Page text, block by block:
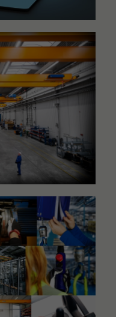
Nödvändiga
Dessa
cookies går
inte att välja
bort. De
behövs för
att hemsidan
över huvud
taget ska
fungera.
Statistik
För att vi ska
kunna
förbättra